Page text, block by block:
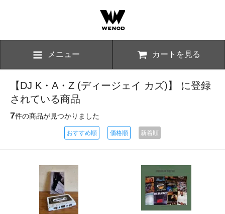
メニュー カートを見る
【DJ K・A・Z (ディージェイ カズ)】 に登録
されている商品
7件の商品が見つかりました
おすすめ順 価格順 新着順